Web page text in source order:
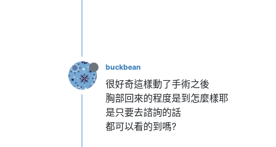
buckbean
很好奇這樣動了手術之後
胸部回來的程度是到怎麼樣耶
是只要去諮詢的話
都可以看的到嗎?